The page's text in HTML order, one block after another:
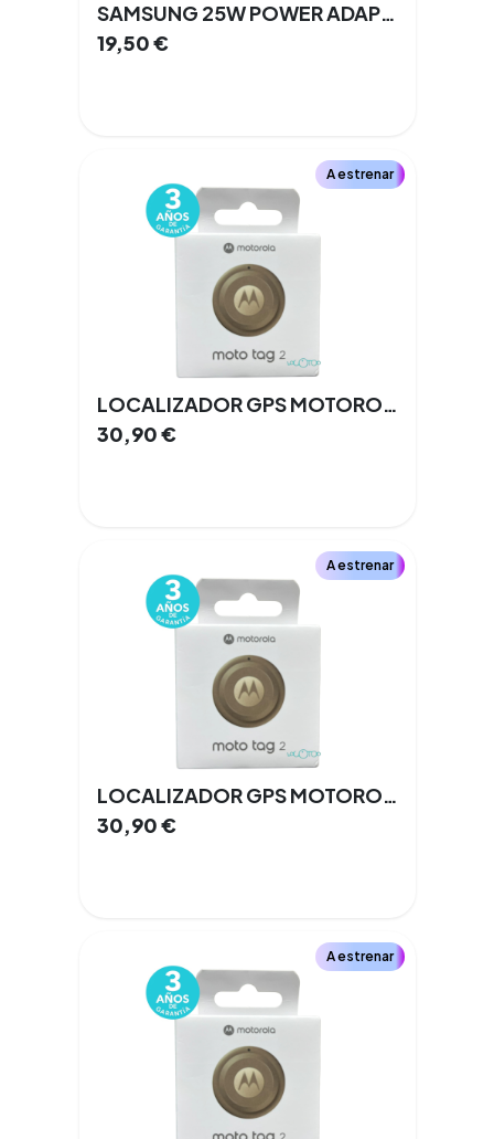
SAMSUNG 25W POWER ADAPTER
19,50€
A estrenar
LOCALIZADOR GPS MOTOROLA MOTO TAG 2
30,90€
A estrenar
LOCALIZADOR GPS MOTOROLA MOTO TAG 2
30,90€
A estrenar